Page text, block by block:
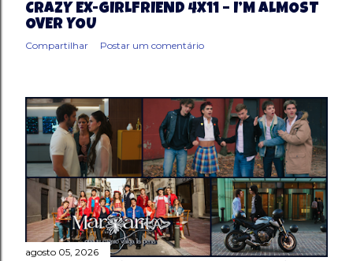
CRAZY EX-GIRLFRIEND 4X11 – I’M ALMOST
OVER YOU
Compartilhar Postar um comentário
agosto 05, 2026